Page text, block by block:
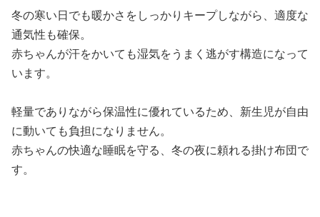
冬の寒い日でも暖かさをしっかりキープしながら、適度な
通気性も確保。
赤ちゃんが汗をかいても湿気をうまく逃がす構造になって
います。
軽量でありながら保温性に優れているため、新生児が自由
に動いても負担になりません。
赤ちゃんの快適な睡眠を守る、冬の夜に頼れる掛け布団で
す。